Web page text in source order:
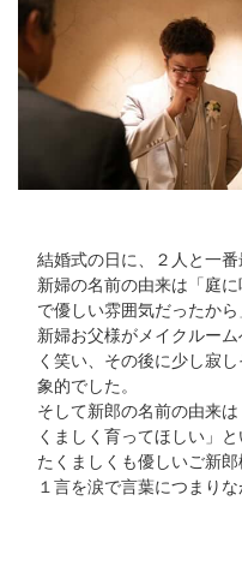
アクセス
紹介キャンペーン
採用情報
Facebook Wedding
結婚式の日に、２人と一番
新婦の名前の由来は「庭
で優しい雰囲気だったから
新婦お父様がメイクルー
く笑い、その後に少し寂
象的でした。
そして新郎の名前の由来
くましく育ってほしい」と
たくましくも優しいご新
１言を涙で言葉につまり